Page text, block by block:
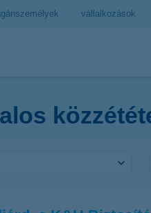
vállalkozások